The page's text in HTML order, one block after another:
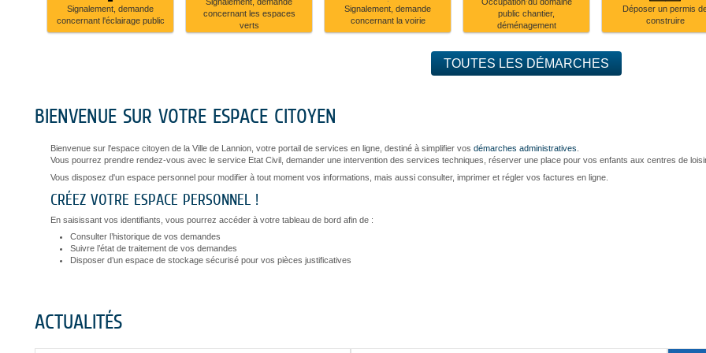
de
loisirs
ou
aux
centres
Signalement,
demande
concernant
Signalement, demande
concernant l'éclairage public
Signalement,
demande
concernant
concernant les espaces
verts
Signalement,
demande
concernant
Signalement, demande
concernant la voirie
Occupation
du
domaine
chantier,
déménagement
public chantier,
déménagement
Déposer
un
permis
Déposer un permis
construire
TOUTES LES DÉMARCHES
BIENVENUE SUR VOTRE ESPACE CITOYEN
Bienvenue sur l'espace citoyen de la Ville de Lannion, votre portail de services en ligne, destiné à simplifier vos démarches administratives
Vous pourrez prendre rendez-vous avec le service Etat Civil, demander une intervention des services techniques, réserver une place pour vos enfants aux centres de
Vous disposez d'un espace personnel pour modifier à tout moment vos informations, mais aussi consulter, imprimer et régler vos factures en ligne.
CRÉEZ VOTRE ESPACE PERSONNEL !
En saisissant vos identifiants, vous pourrez accéder à votre tableau de bord afin de :
Consulter l’historique de vos demandes
Suivre l’état de traitement de vos demandes
Disposer d’un espace de stockage sécurisé pour vos pièces justificatives
ACTUALITÉS